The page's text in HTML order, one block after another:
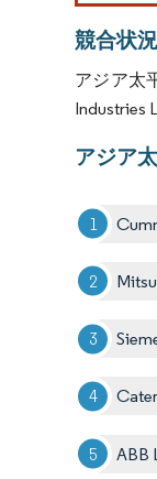
競合状況
アジア太
Industries
アジア
ABB